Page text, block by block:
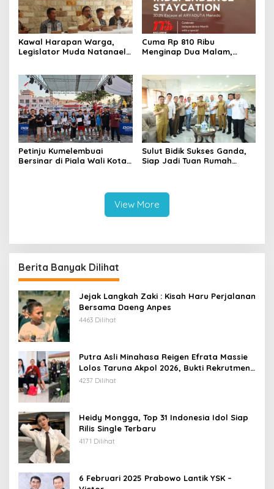
Kawal Harapan Warga,
Legislator Muda Natanael
Ditindaklanjuti
Cuma Rp 810 Ribu
Menginap Dua Malam,
“Independence Staycation”
Petinju Kumelembuai
Bersinar di Piala Wali Kota
Sulut Bidik Sukses Ganda,
Siap Jadi Tuan Rumah
View More
Berita Banyak Dilihat
Jejak Langkah Zaki : Kisah Haru Perjalanan
Bersama Daeng Anpes
4463 Dilihat
Putra Asli Minahasa Reigen Efrata Massie
Lolos Taruna Akpol 2026, Bukti Rekrutmen
Polri Bersih, Transparan, dan Akuntabel
4237 Dilihat
Heidy Mongga, Top 31 Indonesia Idol Siap
Rilis Single Terbaru
4171 Dilihat
6 Februari 2025 Prabowo Lantik YSK –